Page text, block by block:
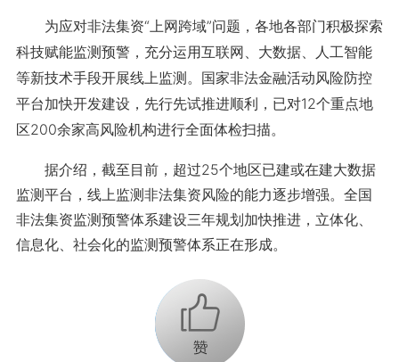
为应对非法集资“上网跨域”问题，各地各部门积极探索
科技赋能监测预警，充分运用互联网、大数据、人工智能
等新技术手段开展线上监测。国家非法金融活动风险防控
平台加快开发建设，先行先试推进顺利，已对12个重点地
区200余家高风险机构进行全面体检扫描。
据介绍，截至目前，超过25个地区已建或在建大数据
监测平台，线上监测非法集资风险的能力逐步增强。全国
非法集资监测预警体系建设三年规划加快推进，立体化、
信息化、社会化的监测预警体系正在形成。
+1